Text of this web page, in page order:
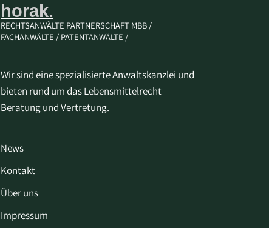
horak.
RECHTSANWÄLTE PARTNERSCHAFT MBB /
FACHANWÄLTE / PATENTANWÄLTE /
Wir sind eine spezialisierte Anwaltskanzlei und
bieten rund um das Lebensmittelrecht
Beratung und Vertretung.
News
Kontakt
Über uns
Impressum